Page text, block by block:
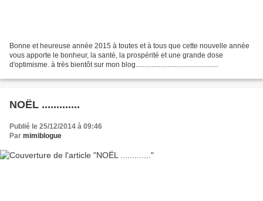
Bonne et heureuse année 2015 à toutes et à tous que cette nouvelle année
vous apporte le bonheur, la santé, la prospérité et une grande dose
d'optimisme. à très bientôt sur mon blog...............................................
NOËL .............
Publié le 25/12/2014 à 09:46
Par mimiblogue